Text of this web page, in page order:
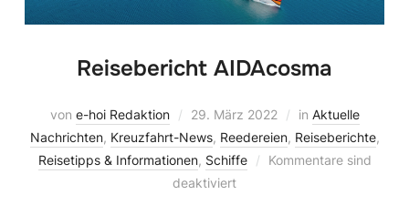
Reisebericht AIDAcosma
von e-hoi Redaktion 29. März 2022 in Aktuelle
Nachrichten, Kreuzfahrt-News, Reedereien, Reiseberichte,
Reisetipps & Informationen, Schiffe
Kommentare sind
deaktiviert